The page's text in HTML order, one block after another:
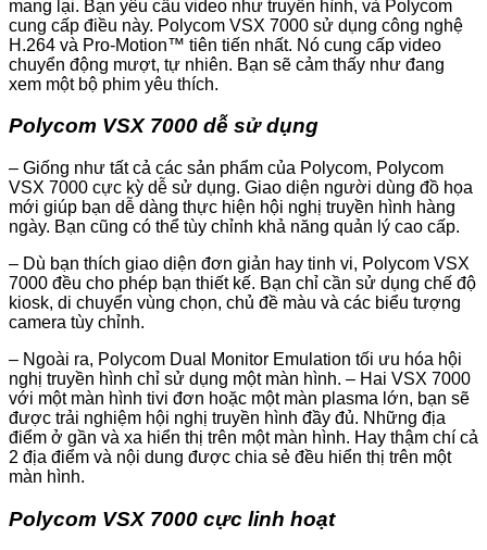
mang lại. Bạn yêu cầu video như truyền hình, và Polycom
cung cấp điều này. Polycom VSX 7000 sử dụng công nghệ
H.264 và Pro-Motion™ tiên tiến nhất. Nó cung cấp video
chuyển động mượt, tự nhiên. Bạn sẽ cảm thấy như đang
xem một bộ phim yêu thích.
Polycom VSX 7000 dễ sử dụng
– Giống như tất cả các sản phẩm của Polycom, Polycom
VSX 7000 cực kỳ dễ sử dụng. Giao diện người dùng đồ họa
mới giúp bạn dễ dàng thực hiện hội nghị truyền hình hàng
ngày. Bạn cũng có thể tùy chỉnh khả năng quản lý cao cấp.
– Dù bạn thích giao diện đơn giản hay tinh vi, Polycom VSX
7000 đều cho phép bạn thiết kế. Bạn chỉ cần sử dụng chế độ
kiosk, di chuyển vùng chọn, chủ đề màu và các biểu tượng
camera tùy chỉnh.
– Ngoài ra, Polycom Dual Monitor Emulation tối ưu hóa hội
nghị truyền hình chỉ sử dụng một màn hình. – Hai VSX 7000
với một màn hình tivi đơn hoặc một màn plasma lớn, bạn sẽ
được trải nghiệm hội nghị truyền hình đầy đủ. Những địa
điểm ở gần và xa hiển thị trên một màn hình. Hay thậm chí cả
2 địa điểm và nội dung được chia sẻ đều hiển thị trên một
màn hình.
Polycom VSX 7000 cực linh hoạt